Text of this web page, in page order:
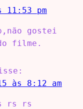
11:53 pm
gostei
filme.
às 8:12 am
rs rs